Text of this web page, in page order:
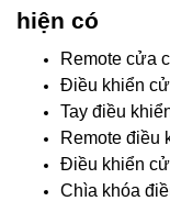
hiện có
Remote cửa
Điều khiển
Tay điều
Remote điều
Điều khiển
Chìa khóa